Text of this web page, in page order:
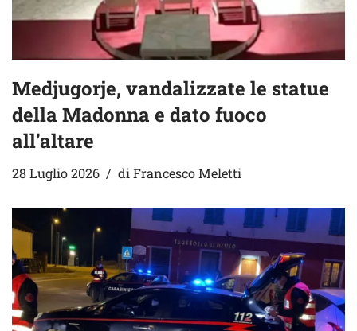
Medjugorje, vandalizzate le statue
della Madonna e dato fuoco
all’altare
28 Luglio 2026 diFrancesco Meletti